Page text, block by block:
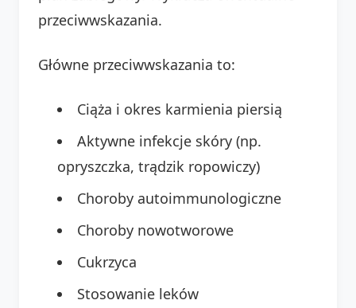
przeciwwskazania.
Główne przeciwwskazania to:
Ciąża i okres karmienia piersią
Aktywne infekcje skóry (np.
opryszczka, trądzik ropowiczy)
Choroby autoimmunologiczne
Choroby nowotworowe
Cukrzyca
Stosowanie leków